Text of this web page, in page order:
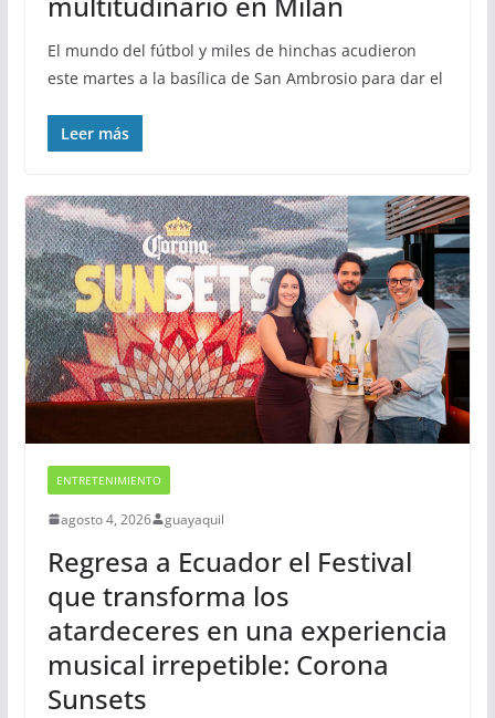
El mundo del fútbol y miles de hinchas acudieron
este martes a la basílica de San Ambrosio para dar el
Leer más
ENTRETENIMIENTO
agosto 4, 2026 guayaquil
Regresa a Ecuador el Festival
que transforma los
atardeceres en una experiencia
musical irrepetible: Corona
Sunsets